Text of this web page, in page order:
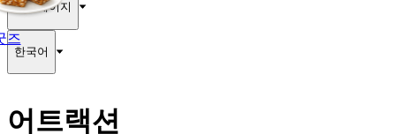
즈
마이페이지
한국어
어트랙션